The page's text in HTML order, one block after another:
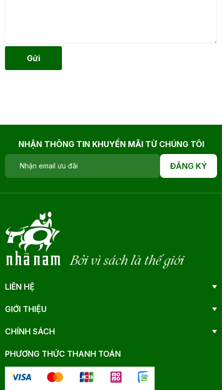
Gửi
NHẬN THÔNG TIN KHUYẾN MÃI TỪ CHÚNG TÔI
ĐĂNG KÝ
Bởi vì sách là thế giới
LIÊN HỆ
GIỚI THIỆU
CHÍNH SÁCH
PHƯƠNG THỨC THANH TOÁN